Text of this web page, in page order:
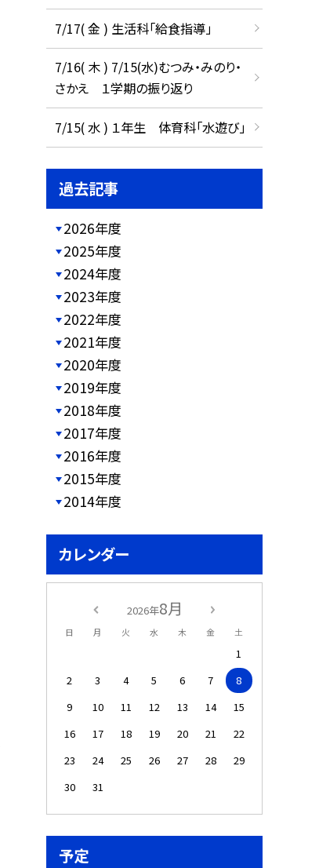
7/17( 金 ) 生活科「給食指導」
7/16( 木 ) 7/15(水)むつみ・みのり・
さかえ １学期の振り返り
7/15( 水 ) １年生 体育科「水遊び」
過去記事
2026年度
2025年度
2024年度
2023年度
2022年度
2021年度
2020年度
2019年度
2018年度
2017年度
2016年度
2015年度
2014年度
カレンダー
2026年8月
日 月 火 水 木 金 土
1
2
3 4 5 6 7
8
9
10 11 12 13 14
15
16
17 18 19 20 21
22
23
24 25 26 27 28
29
30
31
予定